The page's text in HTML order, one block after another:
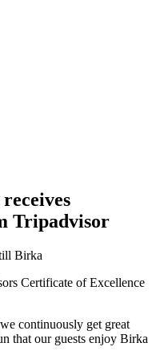
Tripadvisor
Certificate of Excellence
continuously get great
that our guests enjoy Birka